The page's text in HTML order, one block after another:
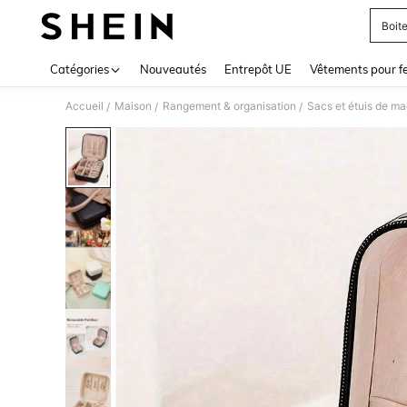
Catégories Nouveautés Entrepôt UE Vêtements pour
Accueil / Maison / Rangement & organisation / Sacs et étuis de